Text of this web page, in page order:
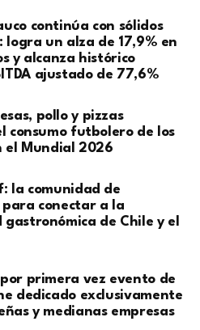
continúa con sólidos
logra un alza de 17,9% en
y alcanza histórico
ajustado de 77,6%
pollo y pizzas
consumo futbolero de los
el Mundial 2026
la comunidad de
conectar a la
gastronómica de Chile y el
por primera vez evento de
dedicado exclusivamente
y medianas empresas